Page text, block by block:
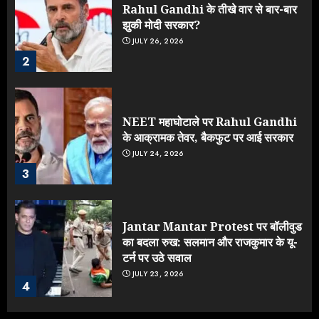
2
Rahul Gandhi के तीखे वार से बार-बार
झुकी मोदी सरकार?
JULY 26, 2026
3
NEET महाघोटाले पर Rahul Gandhi
के आक्रामक तेवर, बैकफुट पर आई सरकार
JULY 24, 2026
4
Jantar Mantar Protest पर बॉलीवुड
का बदला रुख: सलमान और राजकुमार के यू-
टर्न पर उठे सवाल
JULY 23, 2026